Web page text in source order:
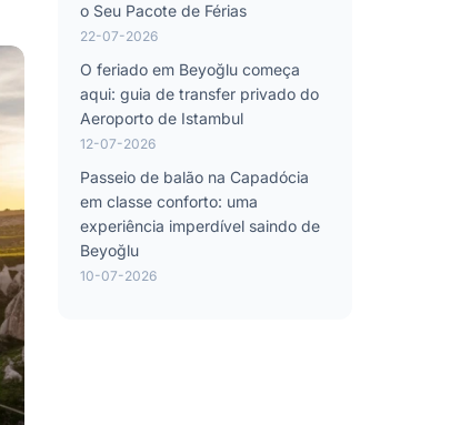
o Seu Pacote de Férias
22-07-2026
O feriado em Beyoğlu começa
aqui: guia de transfer privado do
Aeroporto de Istambul
12-07-2026
Passeio de balão na Capadócia
em classe conforto: uma
experiência imperdível saindo de
Beyoğlu
10-07-2026